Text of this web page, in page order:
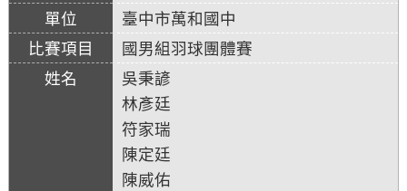
臺中市萬和國中
國男組羽球團體賽
吳秉諺
林彥廷
符家瑞
陳定廷
陳威佑